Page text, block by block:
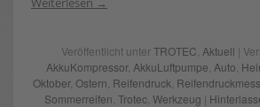
Veröffentlicht unterTROTEC Aktuell |
AkkuKompressor, AkkuLuftpumpe Auto
Oktober, Ostern Reifendruck
Sommerreifen Trotec Werkzeug |